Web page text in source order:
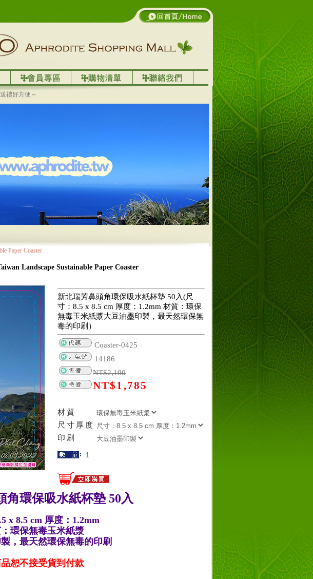
方便～
Paper Coaster
Landscape Sustainable Paper Coaster
新北瑞芳鼻頭角環保吸水紙杯墊 50入(尺
寸：8.5 x 8.5 cm 厚度：1.2mm 材質：環保
無毒玉米紙漿大豆油墨印製，最天然環保無
毒的印刷）
Coaster-0425
14186
NT$2,100
NT$1,785
材質
尺寸厚度
印刷
角環保吸水紙杯墊 50入
x 8.5 cm 厚度：1.2mm
環保無毒玉米紙漿
，最天然環保無毒的印刷
恕不接受貨到付款